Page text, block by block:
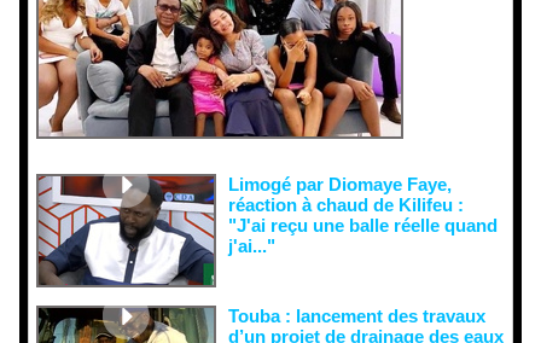
Limogé par Diomaye Faye,
réaction à chaud de Kilifeu :
"J'ai reçu une balle réelle quand
j'ai..."
Touba : lancement des travaux
d’un projet de drainage des eaux